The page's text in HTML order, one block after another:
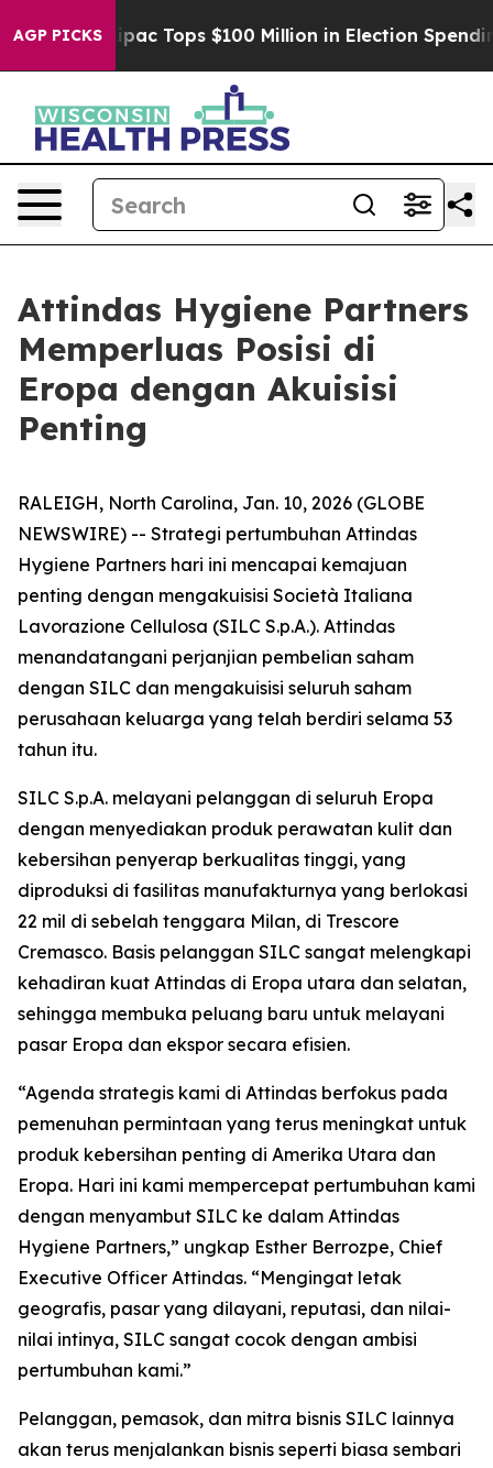
AGP PICKS
her Aipac Tops $100 Million in Election Spending
Attindas Hygiene Partners
Memperluas Posisi di
Eropa dengan Akuisisi
Penting
RALEIGH, North Carolina, Jan. 10, 2026 (GLOBE
NEWSWIRE) -- Strategi pertumbuhan Attindas
Hygiene Partners hari ini mencapai kemajuan
penting dengan mengakuisisi Società Italiana
Lavorazione Cellulosa (SILC S.p.A.). Attindas
menandatangani perjanjian pembelian saham
dengan SILC dan mengakuisisi seluruh saham
perusahaan keluarga yang telah berdiri selama 53
tahun itu.
SILC S.p.A. melayani pelanggan di seluruh Eropa
dengan menyediakan produk perawatan kulit dan
kebersihan penyerap berkualitas tinggi, yang
diproduksi di fasilitas manufakturnya yang berlokasi
22 mil di sebelah tenggara Milan, di Trescore
Cremasco. Basis pelanggan SILC sangat melengkapi
kehadiran kuat Attindas di Eropa utara dan selatan,
sehingga membuka peluang baru untuk melayani
pasar Eropa dan ekspor secara efisien.
“Agenda strategis kami di Attindas berfokus pada
pemenuhan permintaan yang terus meningkat untuk
produk kebersihan penting di Amerika Utara dan
Eropa. Hari ini kami mempercepat pertumbuhan kami
dengan menyambut SILC ke dalam Attindas
Hygiene Partners,” ungkap Esther Berrozpe, Chief
Executive Officer Attindas. “Mengingat letak
geografis, pasar yang dilayani, reputasi, dan nilai-
nilai intinya, SILC sangat cocok dengan ambisi
pertumbuhan kami.”
Pelanggan, pemasok, dan mitra bisnis SILC lainnya
akan terus menjalankan bisnis seperti biasa sembari